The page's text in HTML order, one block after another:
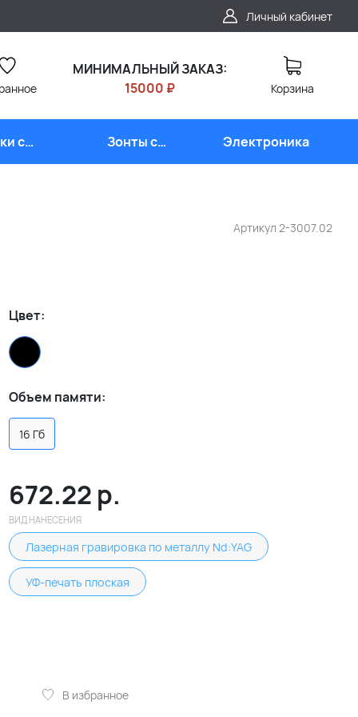
Личный кабинет
МИНИМАЛЬНЫЙ ЗАКАЗ:
15000 ₽
Корзина
с
Зонты с
логотипом
Электроника
Артикул 2-3007.02
Цвет:
Объем памяти:
16 Гб
672.22 р.
ВИД НАНЕСЕНИЯ
Лазерная гравировка по металлу Nd:YAG
УФ-печать плоская
В избранное